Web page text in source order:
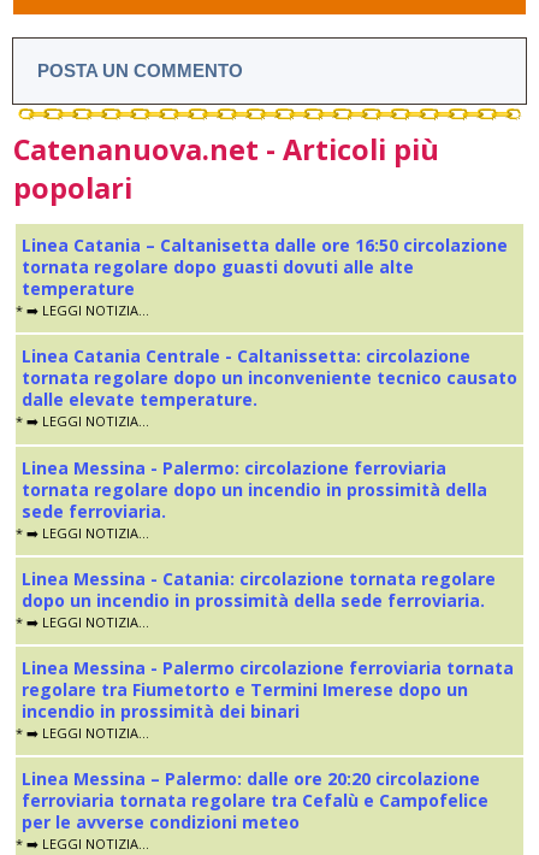
POSTA UN COMMENTO
Catenanuova.net - Articoli più
popolari
Linea Catania – Caltanisetta dalle ore 16:50 circolazione
tornata regolare dopo guasti dovuti alle alte
temperature
* ➡️ LEGGI NOTIZIA...
Linea Catania Centrale - Caltanissetta: circolazione
tornata regolare dopo un inconveniente tecnico causato
dalle elevate temperature.
* ➡️ LEGGI NOTIZIA...
Linea Messina - Palermo: circolazione ferroviaria
tornata regolare dopo un incendio in prossimità della
sede ferroviaria.
* ➡️ LEGGI NOTIZIA...
Linea Messina - Catania: circolazione tornata regolare
dopo un incendio in prossimità della sede ferroviaria.
* ➡️ LEGGI NOTIZIA...
Linea Messina - Palermo circolazione ferroviaria tornata
regolare tra Fiumetorto e Termini Imerese dopo un
incendio in prossimità dei binari
* ➡️ LEGGI NOTIZIA...
Linea Messina – Palermo: dalle ore 20:20 circolazione
ferroviaria tornata regolare tra Cefalù e Campofelice
per le avverse condizioni meteo
* ➡️ LEGGI NOTIZIA...